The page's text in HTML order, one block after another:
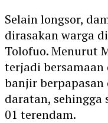
Selain longsor,
dirasakan warga
Tolofuo. Menurut
terjadi bersamaan
banjir
daratan, sehingga
01 terendam.